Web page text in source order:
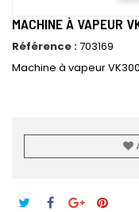
MACHINE À VAPEUR
Référence :703169
Machine à vapeur VK300